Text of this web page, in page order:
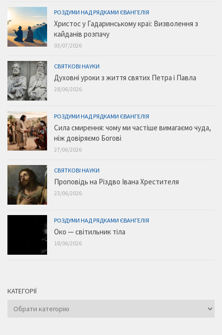
РОЗДУМИ НАД РЯДКАМИ ЄВАНГЕЛІЯ
Христос у Гадаринському краї: Визволення з
кайданів розпачу
03/07/2026
СВЯТКОВІ НАУКИ
Духовні уроки з життя святих Петра і Павла
28/06/2026
РОЗДУМИ НАД РЯДКАМИ ЄВАНГЕЛІЯ
Сила смирення: чому ми частіше вимагаємо чуда,
ніж довіряємо Богові
27/06/2026
СВЯТКОВІ НАУКИ
Проповідь на Різдво Івана Хрестителя
23/06/2026
РОЗДУМИ НАД РЯДКАМИ ЄВАНГЕЛІЯ
Око — світильник тіла
18/06/2026
КАТЕГОРІЇ
Категорії